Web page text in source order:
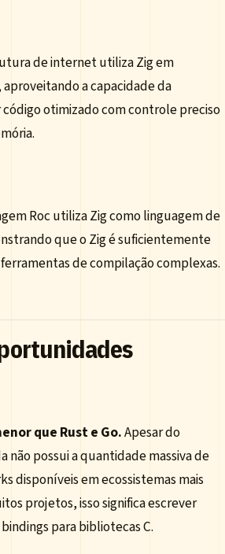
de internet utiliza Zig em
a capacidade da
otimizado com controle preciso
Roc utiliza Zig como linguagem de
que o Zig é suficientemente
de compilação complexas.
que Rust e Go.Apesar do
não possui a quantidade massiva de
disponíveis em ecossistemas mais
projetos, isso significa escrever
para bibliotecas C.